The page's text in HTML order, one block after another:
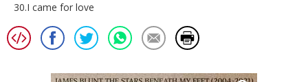
30.I came for love